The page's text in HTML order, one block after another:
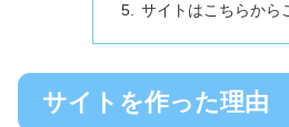
サイトはこちらから
サイトを作った理由